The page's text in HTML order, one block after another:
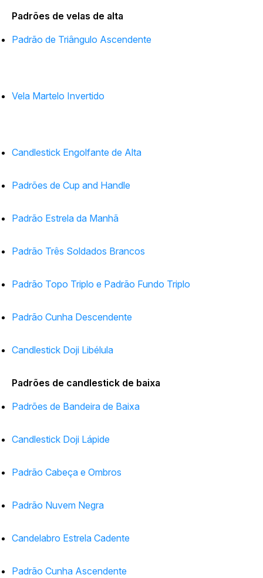
Padrões de velas de alta
Padrão de Triângulo Ascendente
Vela Martelo Invertido
Candlestick Engolfante de Alta
Padrões de Cup and Handle
Padrão Estrela da Manhã
Padrão Três Soldados Brancos
Padrão Topo Triplo e Padrão Fundo Triplo
Padrão Cunha Descendente
Candlestick Doji Libélula
Padrões de candlestick de baixa
Padrões de Bandeira de Baixa
Candlestick Doji Lápide
Padrão Cabeça e Ombros
Padrão Nuvem Negra
Candelabro Estrela Cadente
Padrão Cunha Ascendente